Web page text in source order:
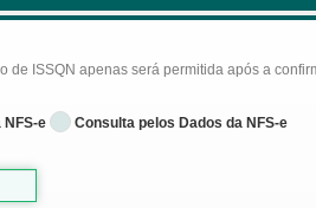
de ISSQN apenas será permitida após a
e Consulta pelos Dados da NFS-e